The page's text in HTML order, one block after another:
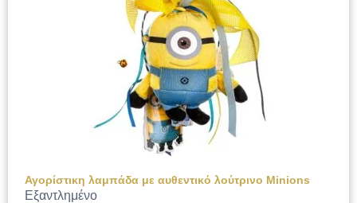
Αγορίστικη λαμπάδα με αυθεντικό λούτρινο Minions
Εξαντλημένο